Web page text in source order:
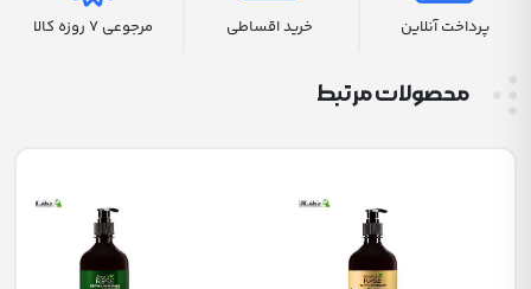
پرداخت آنلاین خرید اقساطی مرجوعی 7 روزه کالا
محصولات مرتبط